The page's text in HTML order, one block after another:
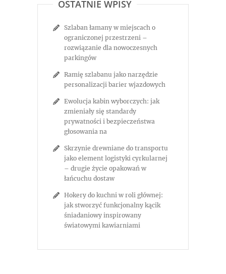
OSTATNIE WPISY
Szlaban łamany w miejscach o
ograniczonej przestrzeni –
rozwiązanie dla nowoczesnych
parkingów
Ramię szlabanu jako narzędzie
personalizacji barier wjazdowych
Ewolucja kabin wyborczych: jak
zmieniały się standardy
prywatności i bezpieczeństwa
głosowania na
Skrzynie drewniane do transportu
jako element logistyki cyrkularnej
– drugie życie opakowań w
łańcuchu dostaw
Hokery do kuchni w roli głównej:
jak stworzyć funkcjonalny kącik
śniadaniowy inspirowany
światowymi kawiarniami